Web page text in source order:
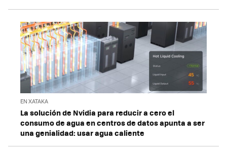
EN XATAKA
La solución de Nvidia para reducir a cero el
consumo de agua en centros de datos apunta a ser
una genialidad: usar agua caliente